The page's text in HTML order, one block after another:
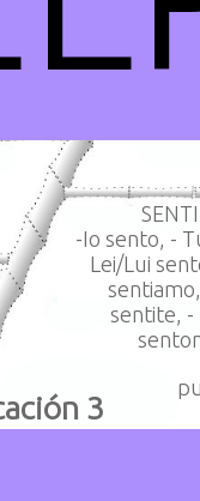
giacte, -
3
-Io sento, -
Lei/Lui
sentite, -
YO